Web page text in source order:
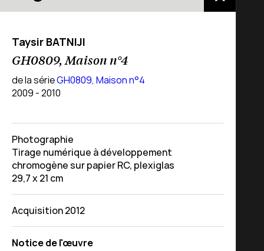
Taysir BATNIJI
GH0809, Maison n°4
de la sérieGH0809, Maison n°4
2009 - 2010
Photographie
Tirage numérique à développement
chromogène sur papier RC, plexiglas
29,7 x 21 cm
Acquisition 2012
Notice de l'œuvre